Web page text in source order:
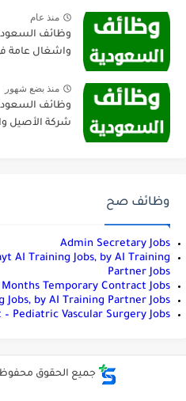
منذ عام
وظائف
واشغال عامة
منذ بضع شهور
وظائف
شركة الأصيل
وظائف صح
Admin Secretary Jobs
AI Training Jobs, by AI Training
Partner Jobs
Temporary Contract Jobs
Jobs, by AI Training Partner Jobs
Pediatric Vascular Surgery Jobs
جميع الحقوق